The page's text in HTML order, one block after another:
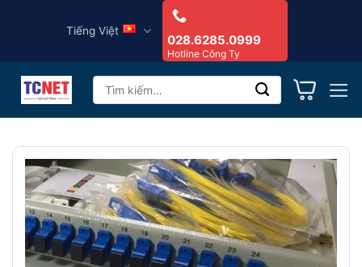
Tiếng Việt
028.6285.0999
Hotline Công Ty
Tìm
kiếm: